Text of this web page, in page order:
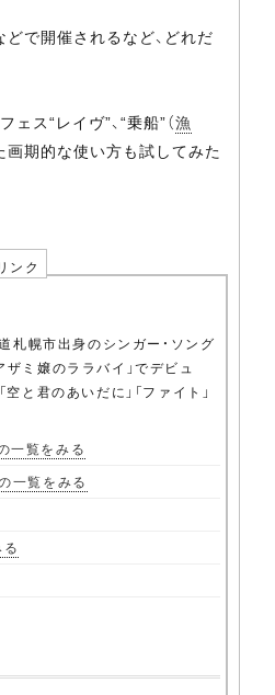
で開催されるなど、どれだ
ス“レイヴ”、“乗船”（漁
期的な使い方も試してみた
ンク
札幌市出身のシンガー・ソング
ミ嬢のララバイ」でデビュ
空と君のあいだに」「ファイト」
一覧をみる
一覧をみる